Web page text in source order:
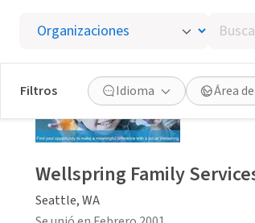
Buscar
por
palabra
clave
o
interés
Filtros Idioma Área
Wellspring Family
Seattle, WA